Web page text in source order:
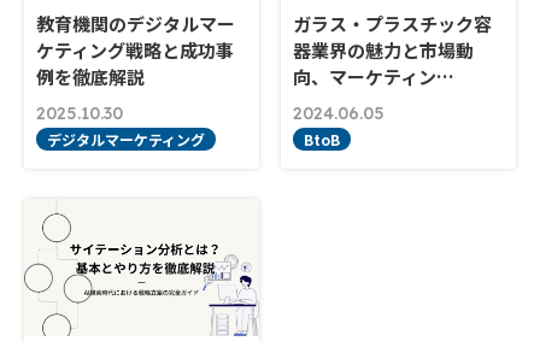
教育機関のデジタルマー
ケティング戦略と成功事
例を徹底解説
2025.10.30
デジタルマーケティング
ガラス・プラスチック容
器業界の魅力と市場動
向、マーケティン…
2024.06.05
BtoB